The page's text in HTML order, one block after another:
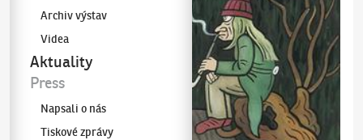
Archiv výstav
Videa
Aktuality
Press
Napsali o nás
Tiskové zprávy